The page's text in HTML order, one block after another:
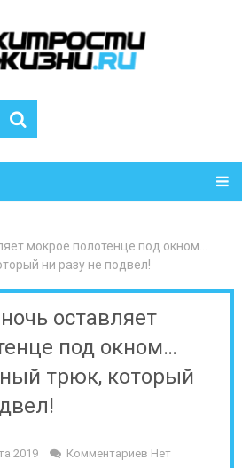
мокрое полотенце под окном…
ни разу не подвел!
оставляет
под окном…
трюк, который
2019
Комментариев Нет